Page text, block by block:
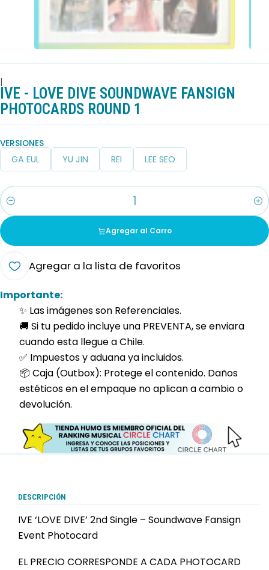
|
IVE - LOVE DIVE SOUNDWAVE FANSIGN
PHOTOCARDS ROUND 1
VERSIONES
GA EUL YU JIN REI LEE SEO
Cantidad
Agregar al Carro
Agregar a la lista de favoritos
Importante:
✨ Las imágenes son Referenciales.
🚚 Si tu pedido incluye una PREVENTA, se enviara
cuando esta llegue a Chile.
✅ Impuestos y aduana ya incluidos.
📦 Caja (Outbox): Protege el contenido. Daños
estéticos en el empaque no aplican a cambio o
devolución.
DESCRIPCIÓN
IVE ‘LOVE DIVE’ 2nd Single – Soundwave Fansign
Event Photocard
EL PRECIO CORRESPONDE A CADA PHOTOCARD